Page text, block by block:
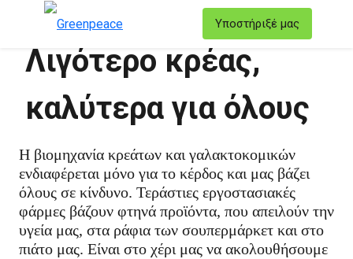
Υποστήριξέ μας
Λιγότερο κρέας,
καλύτερα για όλους
Η βιομηχανία κρεάτων και γαλακτοκομικών
ενδιαφέρεται μόνο για το κέρδος και μας βάζει
όλους σε κίνδυνο. Τεράστιες εργοστασιακές
φάρμες βάζουν φτηνά προϊόντα, που απειλούν την
υγεία μας, στα ράφια των σουπερμάρκετ και στο
πιάτο μας. Είναι στο χέρι μας να ακολουθήσουμε